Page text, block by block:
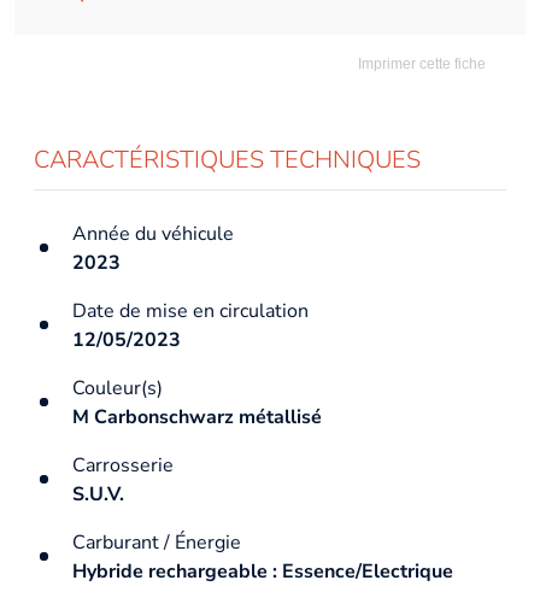
Imprimer cette fiche
CARACTÉRISTIQUES TECHNIQUES
Année du véhicule
2023
Date de mise en circulation
12/05/2023
Couleur(s)
M Carbonschwarz métallisé
Carrosserie
S.U.V.
Carburant / Énergie
Hybride rechargeable : Essence/Electrique